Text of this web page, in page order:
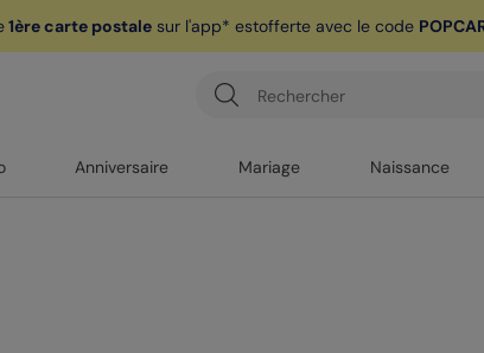
1ère carte postalesur l'app* estofferte avec le code
Anniversaire Mariage Naissance